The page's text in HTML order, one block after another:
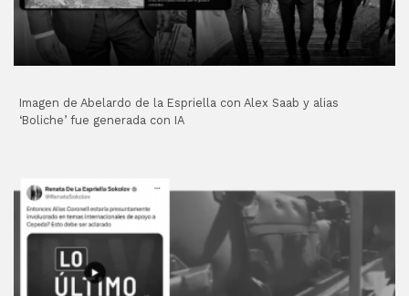
Imagen de Abelardo de la Espriella con Alex Saab y alias
‘Boliche’ fue generada con IA